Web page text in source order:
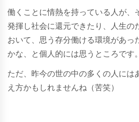
働くことに情熱を持っている人が、
発揮し社会に還元できたり、人生の
おいて、思う存分働ける環境があっ
かな、と個人的には思うところです。
ただ、昨今の世の中の多くの人には
え方かもしれませんね（苦笑）